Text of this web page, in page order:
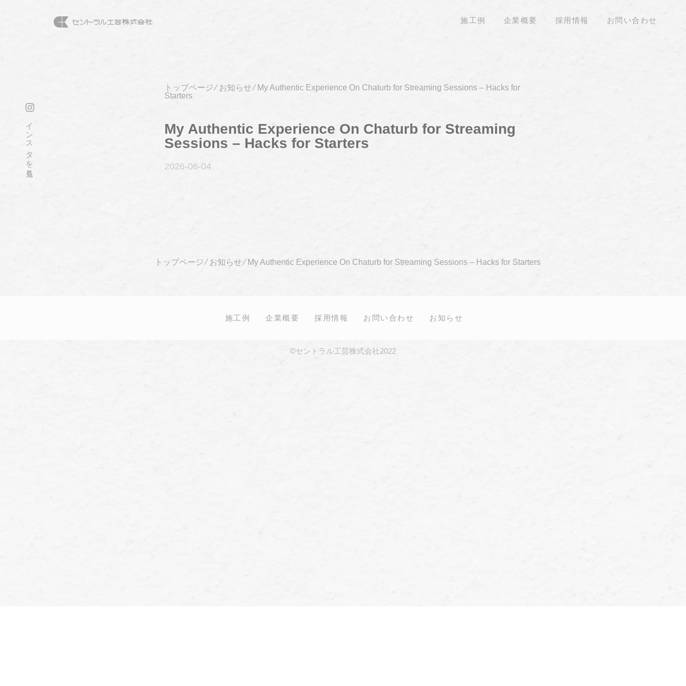
施工例 企業概要 採用情報 お問い合わせ
インスタを見る
トップページ⁄ お知らせ⁄ My Authentic Experience On Chaturb for Streaming Sessions – Hacks for
Starters
My Authentic Experience On Chaturb for Streaming
Sessions – Hacks for Starters
2026-06-04
トップページ⁄ お知らせ⁄ My Authentic Experience On Chaturb for Streaming Sessions – Hacks for Starters
施工例 企業概要 採用情報 お問い合わせ お知らせ
©セントラル工芸株式会社2022